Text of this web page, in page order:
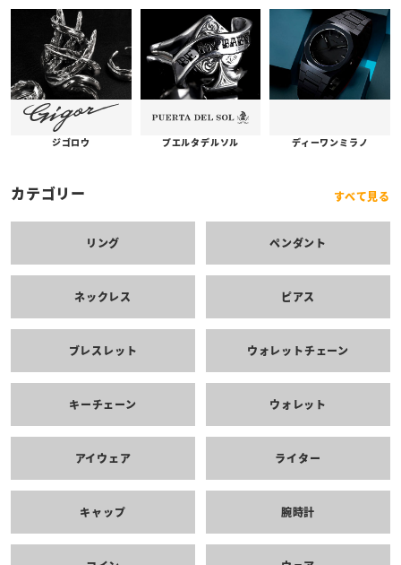
ジゴロウ プエルタデルソル ディーワンミラノ
カテゴリー すべて見る
リング ペンダント
ネックレス ピアス
ブレスレット ウォレットチェーン
キーチェーン ウォレット
アイウェア ライター
キャップ 腕時計